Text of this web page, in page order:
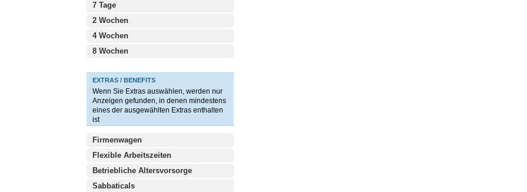
7 Tage
2 Wochen
4 Wochen
8 Wochen
EXTRAS / BENEFITS
Wenn Sie Extras auswählen, werden nur
Anzeigen gefunden, in denen mindestens
eines der ausgewählten Extras enthalten
ist
Firmenwagen
Flexible Arbeitszeiten
Betriebliche Altersvorsorge
Sabbaticals